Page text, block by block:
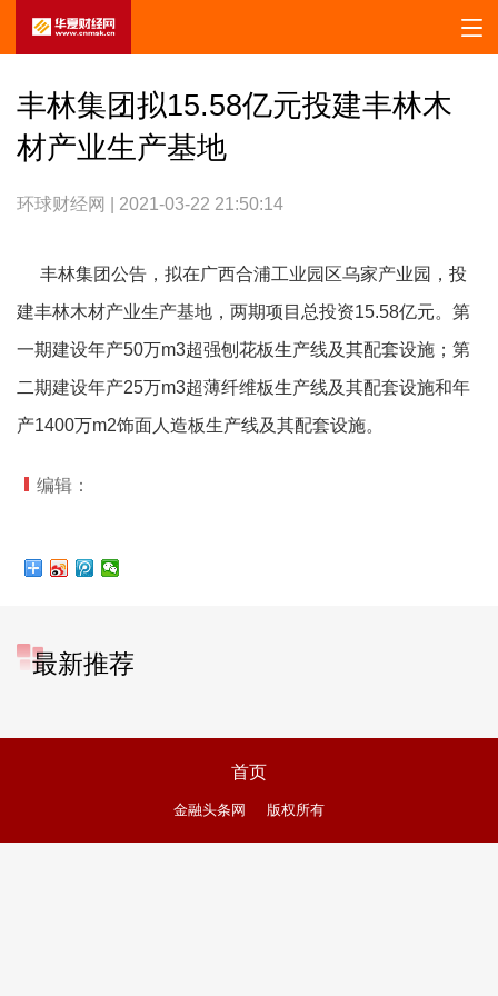
丰林集团拟15.58亿元投建丰林木
材产业生产基地
环球财经网 | 2021-03-22 21:50:14
丰林集团公告，拟在广西合浦工业园区乌家产业园，投
建丰林木材产业生产基地，两期项目总投资15.58亿元。第
一期建设年产50万m3超强刨花板生产线及其配套设施；第
二期建设年产25万m3超薄纤维板生产线及其配套设施和年
产1400万m2饰面人造板生产线及其配套设施。
编辑：
最新推荐
首页
金融头条网 版权所有